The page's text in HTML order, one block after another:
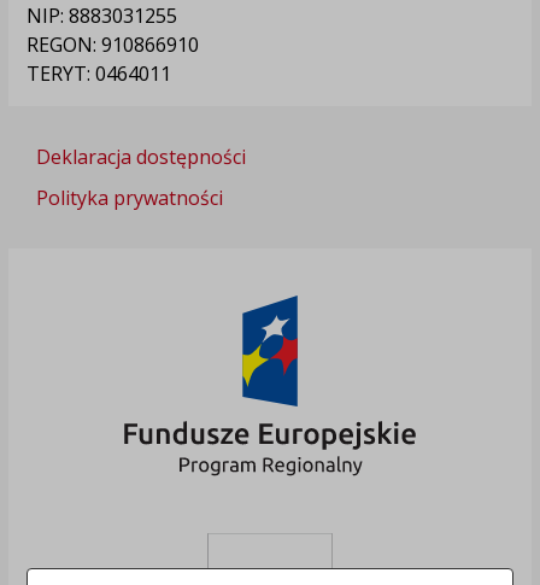
NIP: 8883031255
REGON: 910866910
TERYT: 0464011
Deklaracja dostępności
Polityka prywatności